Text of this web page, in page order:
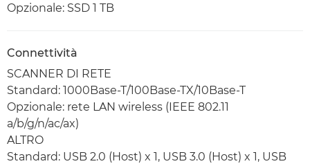
Opzionale: SSD 1 TB
Connettività
SCANNER DI RETE
Standard: 1000Base-T/100Base-TX/10Base-T
Opzionale: rete LAN wireless (IEEE 802.11
a/b/g/n/ac/ax)
ALTRO
Standard: USB 2.0 (Host) x 1, USB 3.0 (Host) x 1, USB